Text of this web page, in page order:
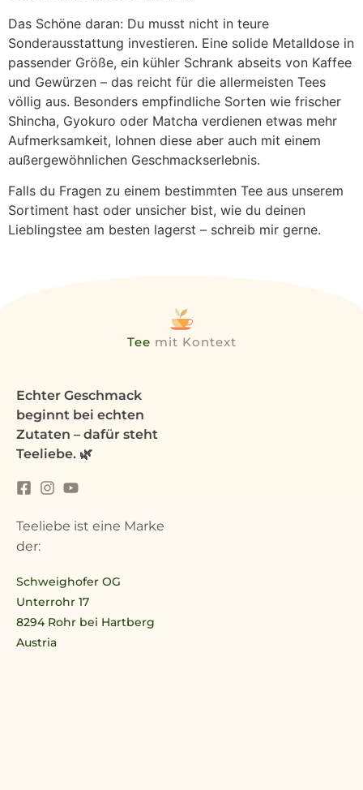
Das Schöne daran: Du musst nicht in teure
Sonderausstattung investieren. Eine solide Metalldose in
passender Größe, ein kühler Schrank abseits von Kaffee
und Gewürzen – das reicht für die allermeisten Tees
völlig aus. Besonders empfindliche Sorten wie frischer
Shincha, Gyokuro oder Matcha verdienen etwas mehr
Aufmerksamkeit, lohnen diese aber auch mit einem
außergewöhnlichen Geschmackserlebnis.
Falls du Fragen zu einem bestimmten Tee aus unserem
Sortiment hast oder unsicher bist, wie du deinen
Lieblingstee am besten lagerst – schreib mir gerne.
Tee mit Kontext
Echter Geschmack
beginnt bei echten
Zutaten – dafür steht
Teeliebe. 🌿
Teeliebe ist eine Marke
der:
Schweighofer OG
Unterrohr 17
8294 Rohr bei Hartberg
Austria